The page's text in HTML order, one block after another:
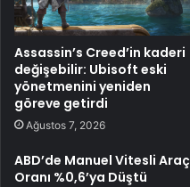
Assassin’s Creed’in kaderi
değişebilir: Ubisoft eski
yönetmenini yeniden
göreve getirdi
Ağustos 7, 2026
ABD’de Manuel Vitesli Araç
Oranı %0,6’ya Düştü